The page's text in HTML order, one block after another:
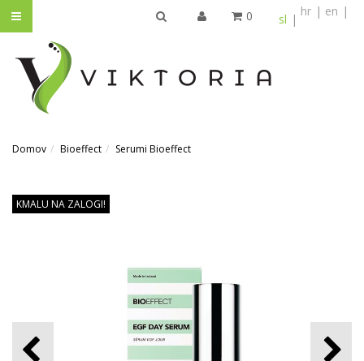
sl
hr en
0
Domov Bioeffect Serumi Bioeffect
KMALU NA ZALOGI!